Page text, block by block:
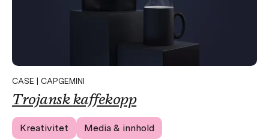
CASE | CAPGEMINI
Trojanskkaffekopp
Kreativitet Media & innhold